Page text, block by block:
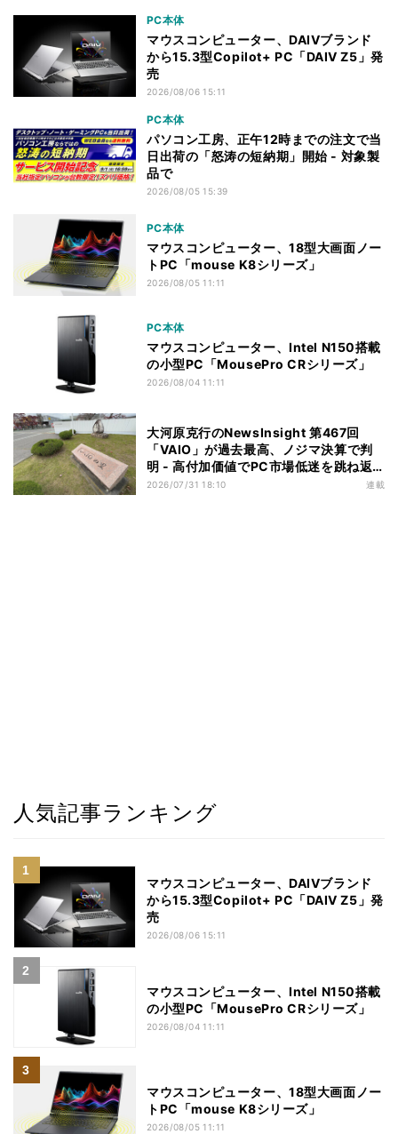
PC本体
マウスコンピューター、DAIVブランド
から15.3型Copilot+ PC「DAIV Z5」発
売
2026/08/06 15:11
PC本体
パソコン工房、正午12時までの注文で当
日出荷の「怒涛の短納期」開始 - 対象製
品で
2026/08/05 15:39
PC本体
マウスコンピューター、18型大画面ノー
トPC「mouse K8シリーズ」
2026/08/05 11:11
PC本体
マウスコンピューター、Intel N150搭載
の小型PC「MousePro CRシリーズ」
2026/08/04 11:11
大河原克行のNewsInsight 第467回
「VAIO」が過去最高、ノジマ決算で判
明 - 高付加価値でPC市場低迷を跳ね返
す
2026/07/31 18:10 連載
人気記事ランキング
マウスコンピューター、DAIVブランド
から15.3型Copilot+ PC「DAIV Z5」発
売
2026/08/06 15:11
マウスコンピューター、Intel N150搭載
の小型PC「MousePro CRシリーズ」
2026/08/04 11:11
マウスコンピューター、18型大画面ノー
トPC「mouse K8シリーズ」
2026/08/05 11:11